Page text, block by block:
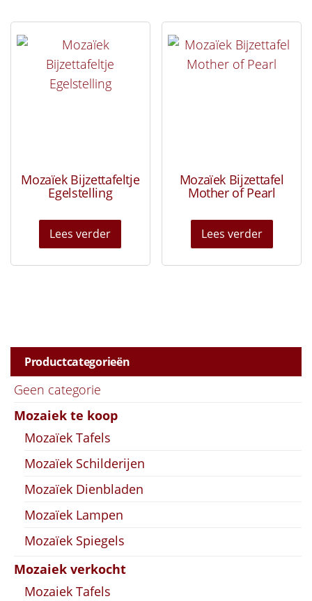
Mozaïek Bijzettafeltje
Egelstelling
Lees verder
Mozaïek Bijzettafel
Mother of Pearl
Lees verder
Productcategorieën
Geen categorie
Mozaiek te koop
Mozaïek Tafels
Mozaïek Schilderijen
Mozaïek Dienbladen
Mozaïek Lampen
Mozaïek Spiegels
Mozaiek verkocht
Mozaiek Tafels